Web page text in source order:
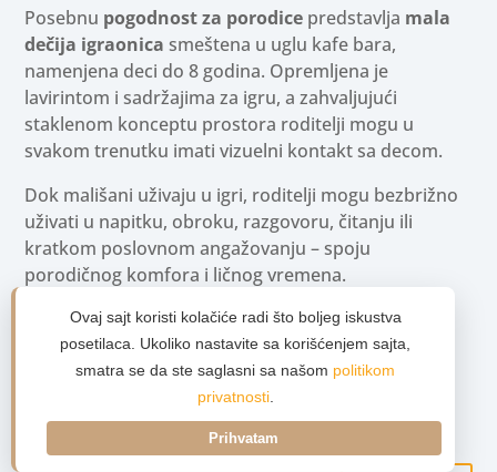
Ovaj sajt koristi kolačiće radi što boljeg iskustva
posetilaca. Ukoliko nastavite sa korišćenjem sajta,
smatra se da ste saglasni sa našom politikom
privatnosti.
Prihvatam
Posebnu pogodnost za porodice predstavlja mala
dečija igraonica smeštena u uglu kafe bara,
namenjena deci do 8 godina. Opremljena je
lavirintom i sadržajima za igru, a zahvaljujući
staklenom konceptu prostora roditelji mogu u
svakom trenutku imati vizuelni kontakt sa decom.
Dok mališani uživaju u igri, roditelji mogu bezbrižno
uživati u napitku, obroku, razgovoru, čitanju ili
kratkom poslovnom angažovanju – spoju
porodičnog komfora i ličnog vremena.
Za organizaciju ručkova, večera, proslava ili
poslovnih okupljanjakontaktirajte nasradi
pripreme ponude:
📞+38165 315 5541